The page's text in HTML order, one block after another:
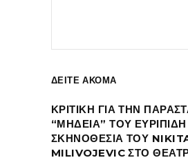
ΔΕΙΤΕ ΑΚΟΜΑ
ΚΡΙΤΙΚΗ ΓΙΑ ΤΗΝ
“ΜΗΔΕΙΑ” ΤΟΥ
ΣΚΗΝΟΘΕΣΙΑ ΤΟΥ
MILIVOJEVIC ΣΤΟ